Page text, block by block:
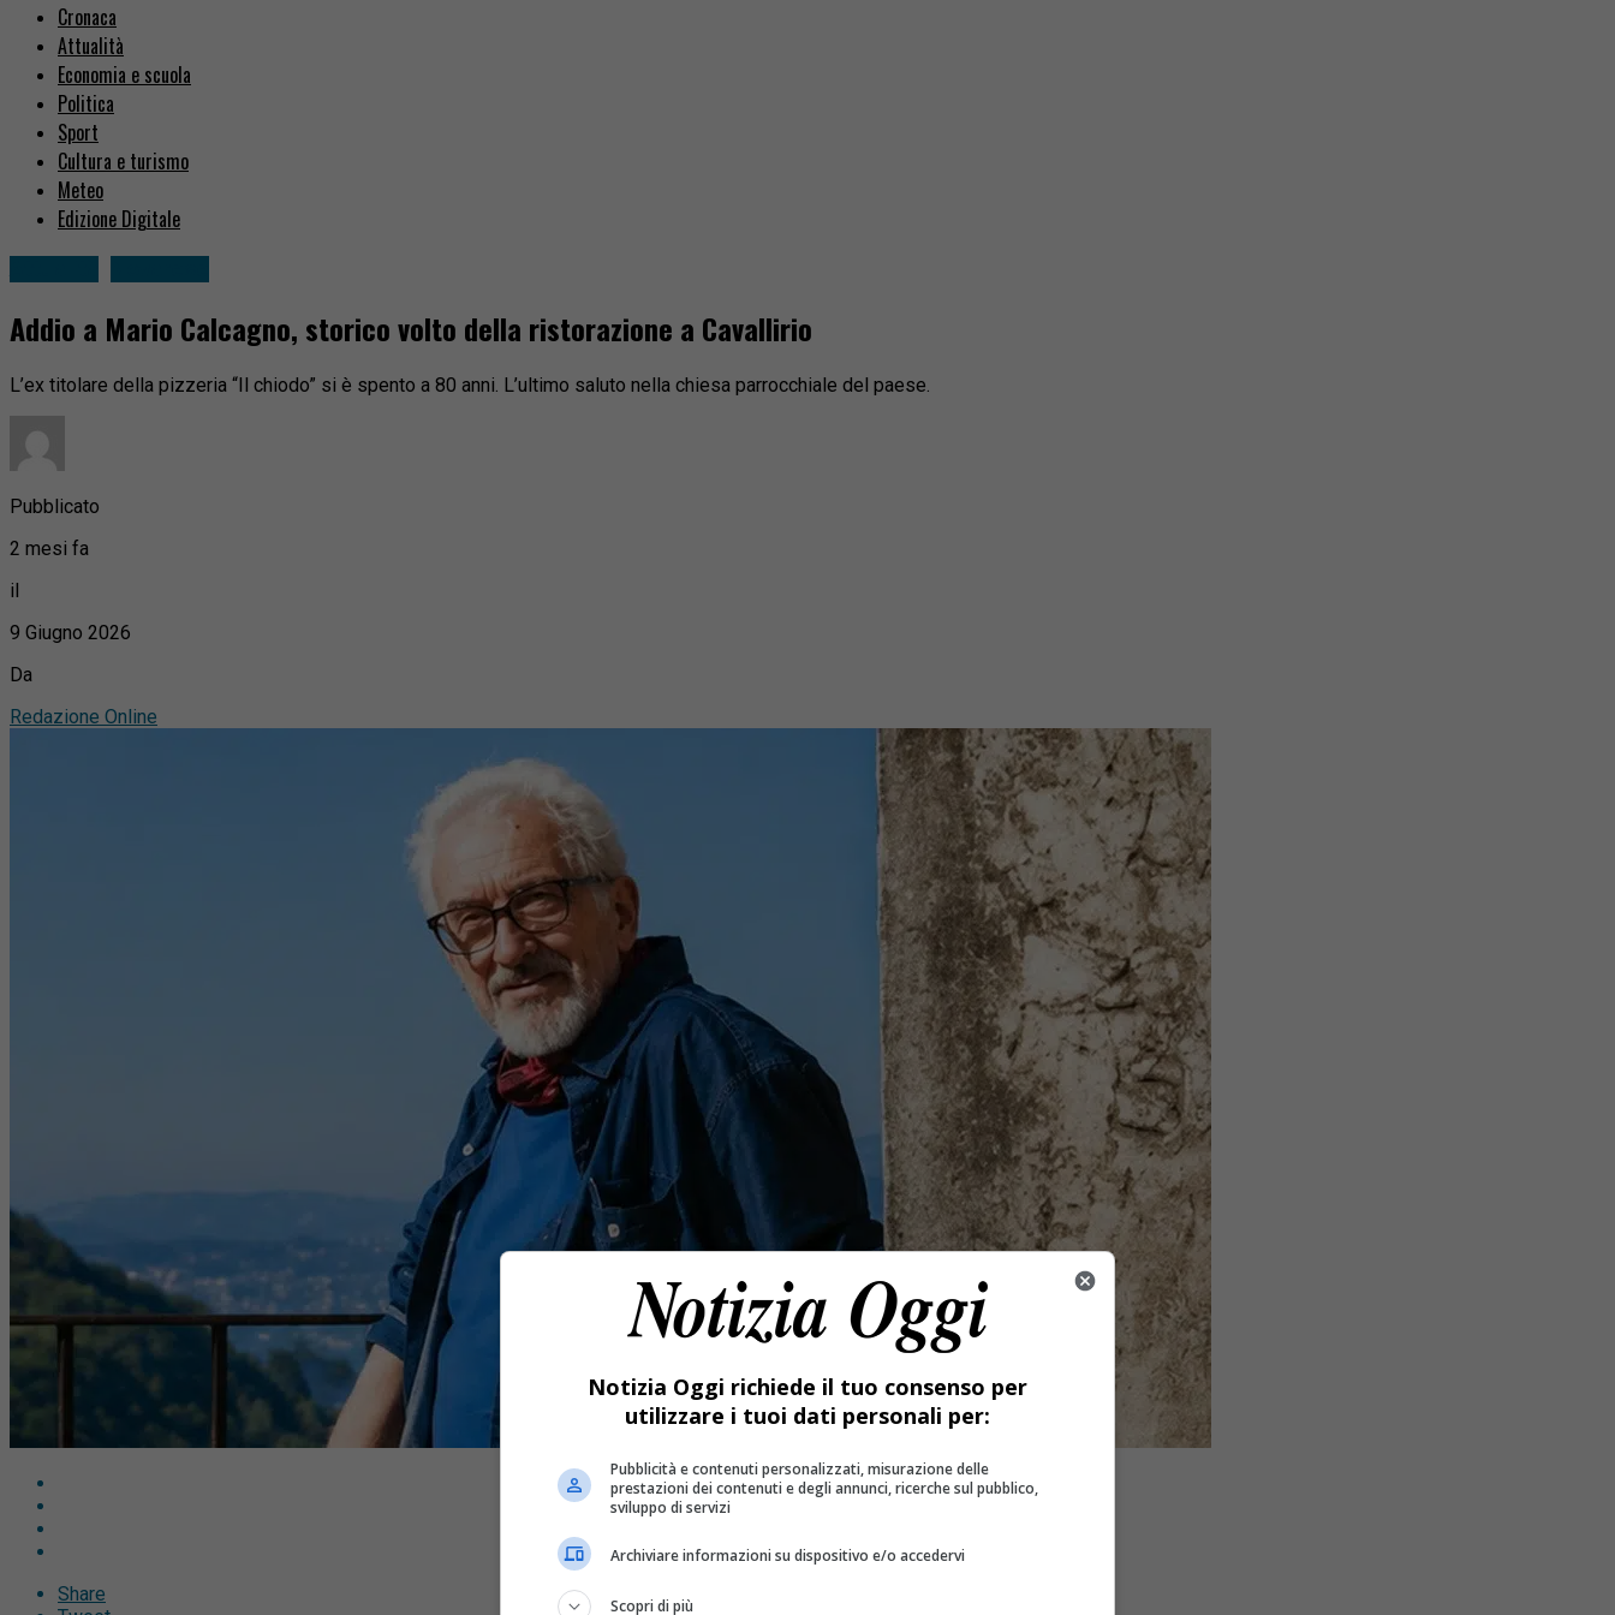
Cronaca
Attualità
Economia e scuola
Politica
Sport
Cultura e turismo
Meteo
Edizione Digitale
Addio a Mario Calcagno, storico volto della ristorazione a Cavallirio
L’ex titolare della pizzeria “Il chiodo” si è spento a 80 anni. L’ultimo saluto nella chiesa parrocchiale del paese.
Pubblicato
2 mesi fa
il
9 Giugno 2026
Da
Redazione Online
Share
Notizia Oggi richiede il tuo consenso per
utilizzare i tuoi dati personali per:
Pubblicità e contenuti personalizzati, misurazione delle
prestazioni dei contenuti e degli annunci, ricerche sul pubblico,
sviluppo di servizi
Archiviare informazioni su dispositivo e/o accedervi
Scopri di più